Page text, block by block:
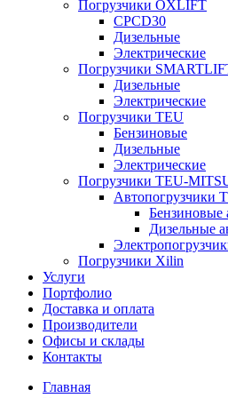
Погрузчики OXLIFT
CPCD30
Дизельные
Электрические
Погрузчики
Дизельные
Электрические
Погрузчики TEU
Бензиновые
Дизельные
Электрические
Погрузчики TEU-
Автопогрузчики
Бензиновые
Дизельные
Погрузчики Xilin
Услуги
Портфолио
Доставка и оплата
Производители
Офисы и склады
Контакты
Главная